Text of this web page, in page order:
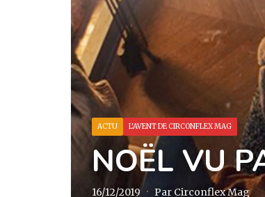
ACTU L'AVENT DE CIRCONFLEX MAG
NOËL VU
16/12/2019 · Par Circonflex Mag